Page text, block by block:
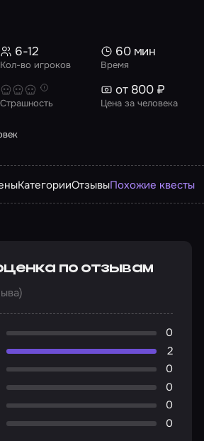
Кол-во игроков
6-12
Время
60 мин
Страшность Цена за человека
от 800 ₽
КатегорииОтзывыПохожие квесты
по отзывам
0
2
0
0
0
0